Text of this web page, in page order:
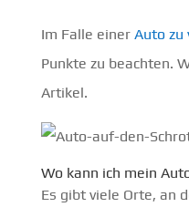
Im Falle einer Auto zu
Punkte zu beachten.
Artikel.
Wo kann ich mein
Es gibt viele Orte, an